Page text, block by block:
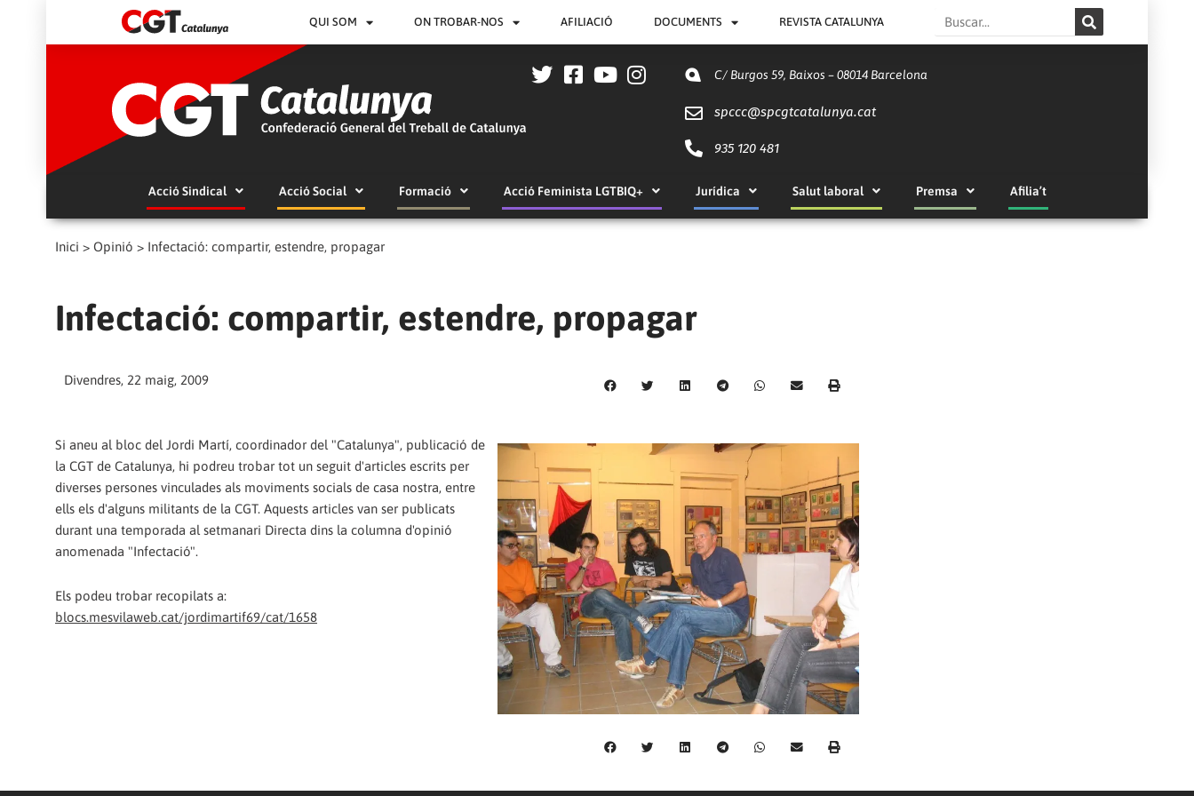
QUI SOM ON TROBAR-NOS AFILIACIÓ DOCUMENTS REVISTA CATALUNYA Search
C/ Burgos 59, Baixos – 08014 Barcelona
spccc@spcgtcatalunya.cat
935 120 481
Acció Sindical Acció Social Formació Acció Feminista LGTBIQ+ Jurídica Salut laboral Premsa Afilia’t
Inici > Opinió > Infectació: compartir, estendre, propagar
Infectació: compartir, estendre, propagar
Divendres, 22 maig, 2009
Si aneu al bloc del Jordi Martí, coordinador del "Catalunya", publicació de
la CGT de Catalunya, hi podreu trobar tot un seguit d'articles escrits per
diverses persones vinculades als moviments socials de casa nostra, entre
ells els d'alguns militants de la CGT. Aquests articles van ser publicats
durant una temporada al setmanari Directa dins la columna d'opinió
anomenada "Infectació".
Els podeu trobar recopilats a:
blocs.mesvilaweb.cat/jordimartif69/cat/1658